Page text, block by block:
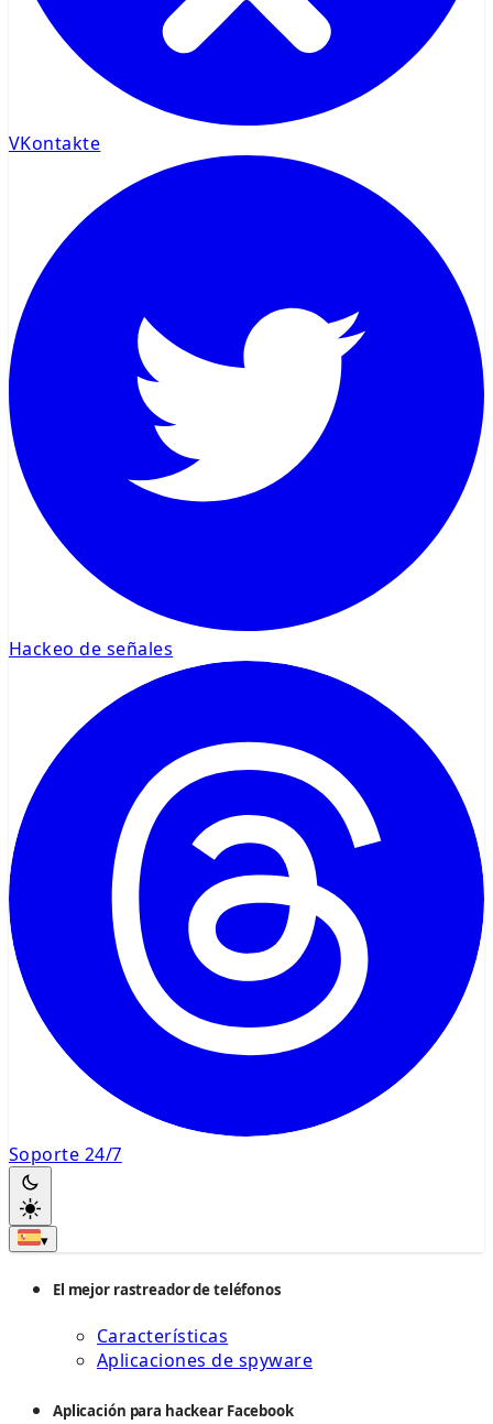
VKontakte
Hackeo de señales
Soporte 24/7
▾
El mejor rastreador de teléfonos
Características
Aplicaciones de spyware
Aplicación para hackear Facebook